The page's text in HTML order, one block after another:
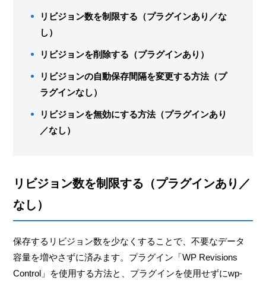
リビジョン数を制限する（プラグインあり／な
し）
リビジョンを削除する（プラグインあり）
リビジョンの自動保存間隔を変更する方法（プ
ラグインなし）
リビジョンを無効にする方法（プラグインあり
／なし）
リビジョン数を制限する（プラグインあり／
なし）
保存するリビジョン数を少なくすることで、不要なデータ
容量を増やさずに済みます。プラグイン「WP Revisions
Control」を使用する方法と、プラグインを使用せずにwp-